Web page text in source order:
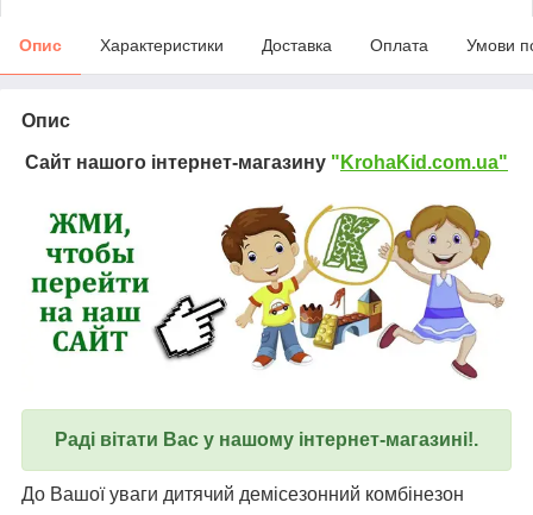
Опис Характеристики Доставка Оплата Умови
Опис
Сайт нашого інтернет-магазину " KrohaKid.com.ua"
Раді вітати Вас у нашому інтернет-магазині!.
До Вашої уваги дитячий демісезонний комбінезон